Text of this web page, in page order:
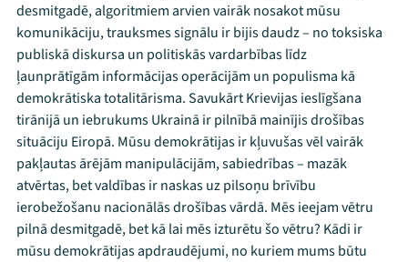
desmitgadē, algoritmiem arvien vairāk nosakot mūsu
komunikāciju, trauksmes signālu ir bijis daudz – no toksiska
publiskā diskursa un politiskās vardarbības līdz
ļaunprātīgām informācijas operācijām un populisma kā
demokrātiska totalitārisma. Savukārt Krievijas ieslīgšana
tirānijā un iebrukums Ukrainā ir pilnībā mainījis drošības
situāciju Eiropā. Mūsu demokrātijas ir kļuvušas vēl vairāk
pakļautas ārējām manipulācijām, sabiedrības – mazāk
atvērtas, bet valdības ir naskas uz pilsoņu brīvību
ierobežošanu nacionālās drošības vārdā. Mēs ieejam vētru
pilnā desmitgadē, bet kā lai mēs izturētu šo vētru? Kādi ir
mūsu demokrātijas apdraudējumi, no kuriem mums būtu